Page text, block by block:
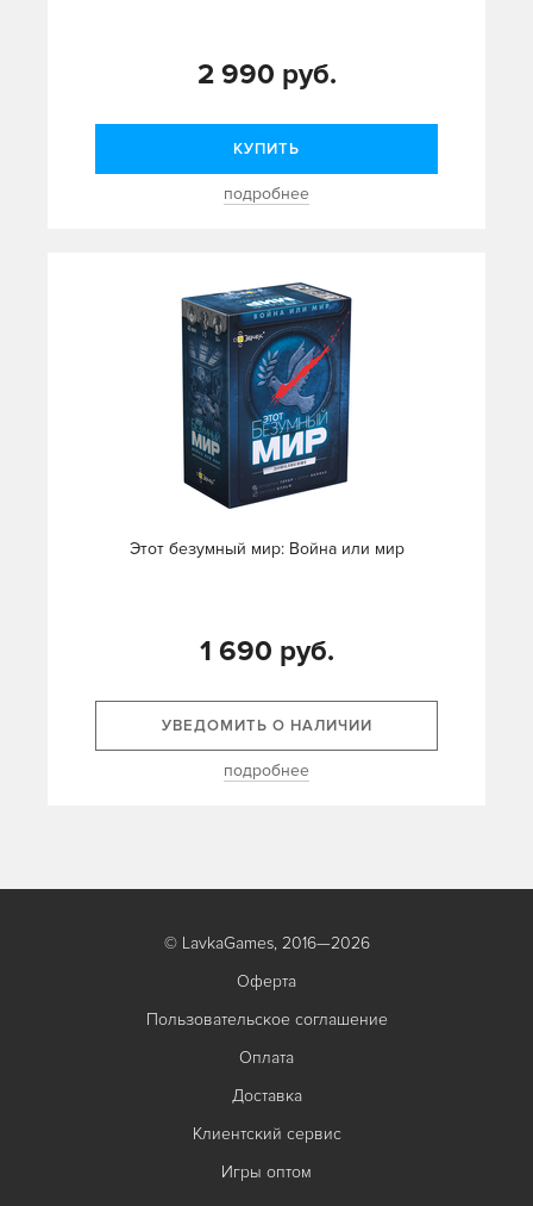
2 990 руб.
КУПИТЬ
подробнее
Этот безумный мир: Война или мир
1 690 руб.
УВЕДОМИТЬ О НАЛИЧИИ
подробнее
© LavkaGames, 2016—2026
Оферта
Пользовательское соглашение
Оплата
Доставка
Клиентский сервис
Игры оптом